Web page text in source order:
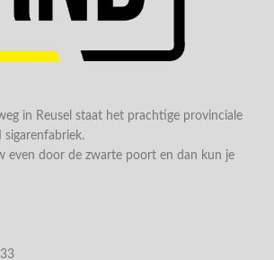
in Reusel staat het prachtige provinciale
sigarenfabriek.
even door de zwarte poort en dan kun je